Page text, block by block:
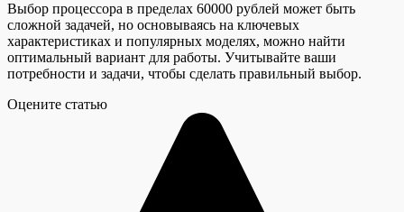
Выбор процессора в пределах 60000 рублей может быть
сложной задачей, но основываясь на ключевых
характеристиках и популярных моделях, можно найти
оптимальный вариант для работы. Учитывайте ваши
потребности и задачи, чтобы сделать правильный выбор.
Оцените статью